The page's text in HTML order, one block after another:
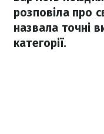
розповіла про
назвала точні
категорії.